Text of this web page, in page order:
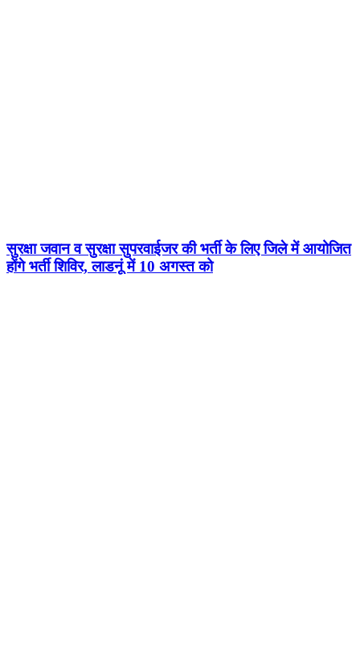
सुरक्षा जवान व सुरक्षा सुपरवाईजर की भर्ती के लिए जिले में आयोजित
होंगे भर्ती शिविर, लाडनूं में 10 अगस्त को